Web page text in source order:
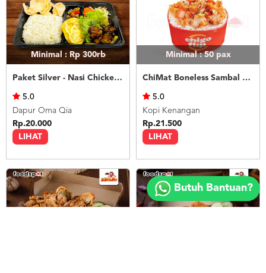
Copyright
2018
FOODSPOT.CO.ID
Minimal : Rp 300rb
Paket Silver - Nasi Chicken Teriyaki
LIHAT
5.0
Dapur Oma Qia
Rp.20.000
Minimal : 50 pax
ChiMat Boneless Sambal Matah
LIHAT
5.0
Kopi Kenangan
Rp.21.500
Butuh Bantuan?